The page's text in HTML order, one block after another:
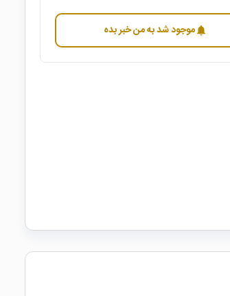
notificationsموجود شد به من خبر بده